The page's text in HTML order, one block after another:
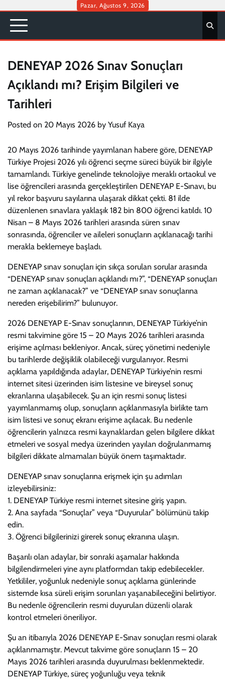
content
Pazar, Ağustos 9, 2026
DENEYAP 2026 Sınav Sonuçları
Açıklandı mı? Erişim Bilgileri ve
Tarihleri
Posted on 20 Mayıs 2026 by Yusuf Kaya
20 Mayıs 2026 tarihinde yayımlanan habere göre, DENEYAP
Türkiye Projesi 2026 yılı öğrenci seçme süreci büyük bir ilgiyle
tamamlandı. Türkiye genelinde teknolojiye meraklı ortaokul ve
lise öğrencileri arasında gerçekleştirilen DENEYAP E-Sınavı, bu
yıl rekor başvuru sayılarına ulaşarak dikkat çekti. 81 ilde
düzenlenen sınavlara yaklaşık 182 bin 800 öğrenci katıldı. 10
Nisan – 8 Mayıs 2026 tarihleri arasında süren sınav
sonrasında, öğrenciler ve aileleri sonuçların açıklanacağı tarihi
merakla beklemeye başladı.
DENEYAP sınav sonuçları için sıkça sorulan sorular arasında
“DENEYAP sınav sonuçları açıklandı mı?”, “DENEYAP sonuçları
ne zaman açıklanacak?” ve “DENEYAP sınav sonuçlarına
nereden erişebilirim?” bulunuyor.
2026 DENEYAP E-Sınav sonuçlarının, DENEYAP Türkiye’nin
resmi takvimine göre 15 – 20 Mayıs 2026 tarihleri arasında
erişime açılması bekleniyor. Ancak, süreç yönetimi nedeniyle
bu tarihlerde değişiklik olabileceği vurgulanıyor. Resmi
açıklama yapıldığında adaylar, DENEYAP Türkiye’nin resmi
internet sitesi üzerinden isim listesine ve bireysel sonuç
ekranlarına ulaşabilecek. Şu an için resmi sonuç listesi
yayımlanmamış olup, sonuçların açıklanmasıyla birlikte tam
isim listesi ve sonuç ekranı erişime açılacak. Bu nedenle
öğrencilerin yalnızca resmi kaynaklardan gelen bilgilere dikkat
etmeleri ve sosyal medya üzerinden yayılan doğrulanmamış
bilgileri dikkate almamaları büyük önem taşımaktadır.
DENEYAP sınav sonuçlarına erişmek için şu adımları
izleyebilirsiniz:
1. DENEYAP Türkiye resmi internet sitesine giriş yapın.
2. Ana sayfada “Sonuçlar” veya “Duyurular” bölümünü takip
edin.
3. Öğrenci bilgilerinizi girerek sonuç ekranına ulaşın.
Başarılı olan adaylar, bir sonraki aşamalar hakkında
bilgilendirmeleri yine aynı platformdan takip edebilecekler.
Yetkililer, yoğunluk nedeniyle sonuç açıklama günlerinde
sistemde kısa süreli erişim sorunları yaşanabileceğini belirtiyor.
Bu nedenle öğrencilerin resmi duyuruları düzenli olarak
kontrol etmeleri öneriliyor.
Şu an itibarıyla 2026 DENEYAP E-Sınav sonuçları resmi olarak
açıklanmamıştır. Mevcut takvime göre sonuçların 15 – 20
Mayıs 2026 tarihleri arasında duyurulması beklenmektedir.
DENEYAP Türkiye, süreç yoğunluğu veya teknik